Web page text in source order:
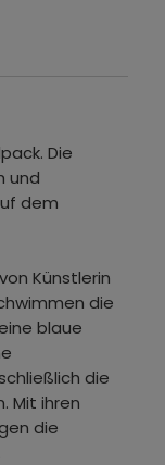
Die
und
dem
Künstlerin
die
blaue
die
Mit ihren
die